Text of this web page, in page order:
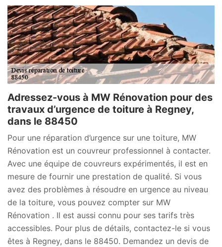
Adressez-vous à MW Rénovation pour des
travaux d’urgence de toiture à Regney,
dans le 88450
Pour une réparation d’urgence sur une toiture, MW
Rénovation est un couvreur professionnel à contacter.
Avec une équipe de couvreurs expérimentés, il est en
mesure de fournir une prestation de qualité. Si vous
avez des problèmes à résoudre en urgence au niveau
de la toiture, vous pouvez compter sur MW
Rénovation . Il est aussi connu pour ses tarifs très
accessibles. Pour plus de détails, contactez-le si vous
êtes à Regney, dans le 88450. Demandez un devis de